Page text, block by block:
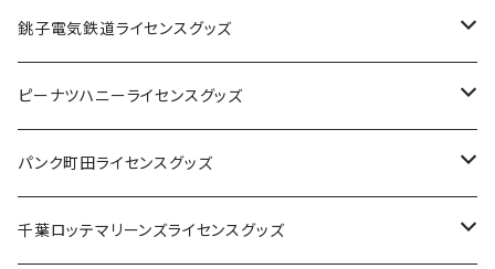
Tシャツ
キャップ
ステッカー
缶バッジ
銚子電気鉄道ライセンスグッズ
ステッカー
缶バッジ
アクリルキーホルダー
ピーナツハニーライセンスグッズ
Tシャツ
キャップ
パンク町田ライセンスグッズ
Tシャツ
千葉ロッテマリーンズライセンスグッズ